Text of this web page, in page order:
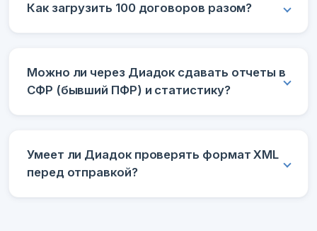
Как загрузить 100 договоров разом?
Можно ли через Диадок сдавать отчеты в
СФР (бывший ПФР) и статистику?
Умеет ли Диадок проверять формат XML
перед отправкой?